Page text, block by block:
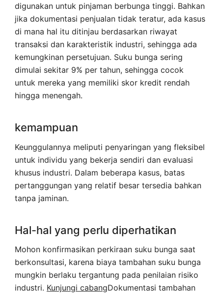
digunakan untuk pinjaman berbunga tinggi. Bahkan
jika dokumentasi penjualan tidak teratur, ada kasus
di mana hal itu ditinjau berdasarkan riwayat
transaksi dan karakteristik industri, sehingga ada
kemungkinan persetujuan. Suku bunga sering
dimulai sekitar 9% per tahun, sehingga cocok
untuk mereka yang memiliki skor kredit rendah
hingga menengah.
kemampuan
Keunggulannya meliputi penyaringan yang fleksibel
untuk individu yang bekerja sendiri dan evaluasi
khusus industri. Dalam beberapa kasus, batas
pertanggungan yang relatif besar tersedia bahkan
tanpa jaminan.
Hal-hal yang perlu diperhatikan
Mohon konfirmasikan perkiraan suku bunga saat
berkonsultasi, karena biaya tambahan suku bunga
mungkin berlaku tergantung pada penilaian risiko
industri. Kunjungi cabangDokumentasi tambahan